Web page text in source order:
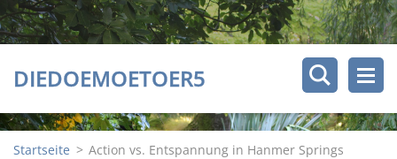
DIEDOEMOETOER5
Startseite > Action vs. Entspannung in Hanmer Springs